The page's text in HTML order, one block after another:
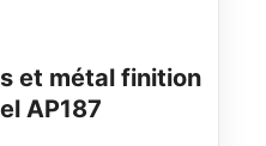
et métal finition
AP187